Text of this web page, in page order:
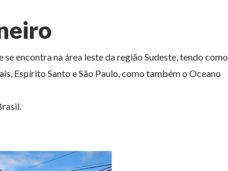
encontra na área leste da região Sudeste, tendo como
Espírito Santo e São Paulo, como também o Oceano